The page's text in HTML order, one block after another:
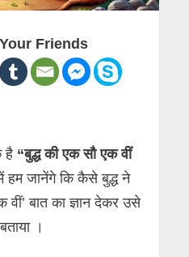
Friends
है “बुद्ध की एक सौ एक वीं
हम जानेंगे कि कैसे बुद्ध ने
बात का ज्ञान देकर उसे
।